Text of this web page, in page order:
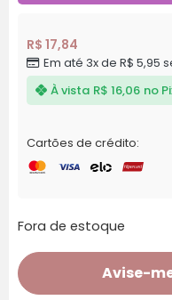
R$ 17,84
Em até 3x de R$ 5,95
À vista R$ 16,06 no
Cartões de crédito:
Fora de estoque
Avise-